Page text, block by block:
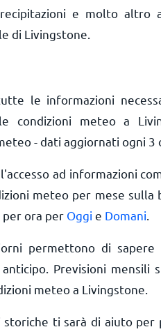
e molto altro
di Livingstone.
le informazioni
condizioni meteo a
- dati aggiornati ogni 3
ad informazioni
meteo per mese sulla
ora per Oggi e Domani
permettono di sapere
Previsioni mensili
meteo a Livingstone.
ti sarà di aiuto per